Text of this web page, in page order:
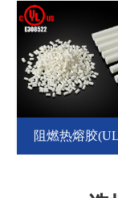
阻燃热熔胶